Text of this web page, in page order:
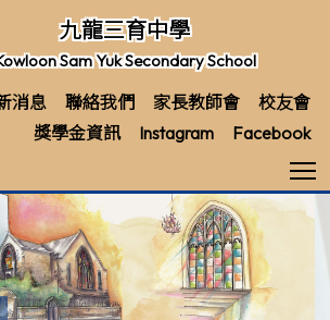
九龍三育中學
Sam Yuk Secondary School
消息 聯絡我們 家長教師會
校友會
獎學金資訊
Instagram Facebook